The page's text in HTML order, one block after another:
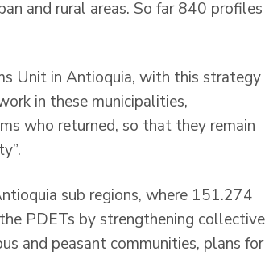
and rural areas. So far 840 profiles
Unit in Antioquia, with this strategy
in these municipalities,
who returned, so that they remain
sub regions, where 151.274
PDETs by strengthening collective
and peasant communities, plans for